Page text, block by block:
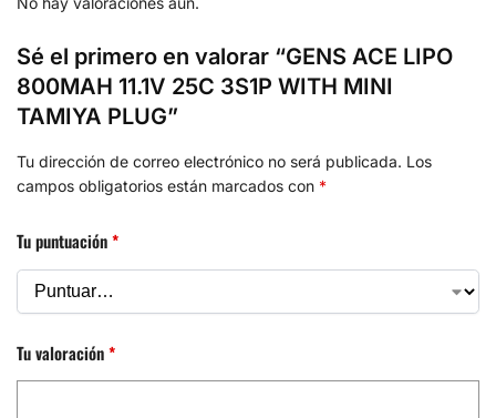
Sé el primero en valorar “GENS ACE LIPO
800MAH 11.1V 25C 3S1P WITH MINI
TAMIYA PLUG”
Tu dirección de correo electrónico no será publicada. Los
campos obligatorios están marcados con *
Tu puntuación*
Tu valoración*